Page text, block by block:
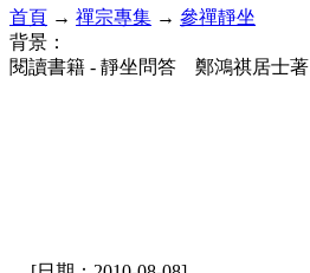
首頁 → 禪宗專集 → 參禪靜坐
背景：
閱讀書籍 - 靜坐問答 鄭鴻祺居士著